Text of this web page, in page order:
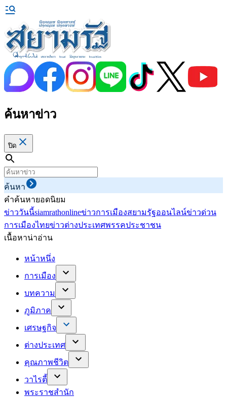
ค้นหาข่าว
ปิด
ค้นหา
คำค้นหายอดนิยม
ข่าววันนี้siamrathonlineข่าวการเมืองสยามรัฐออนไลน์ข่าวด่วน
การเมืองไทยข่าวต่างประเทศพรรคประชาชน
เนื้อหาน่าอ่าน
หน้าหนึ่ง
การเมือง
บทความ
ภูมิภาค
เศรษฐกิจ
ต่างประเทศ
คุณภาพชีวิต
วาไรตี้
พระราชสำนัก